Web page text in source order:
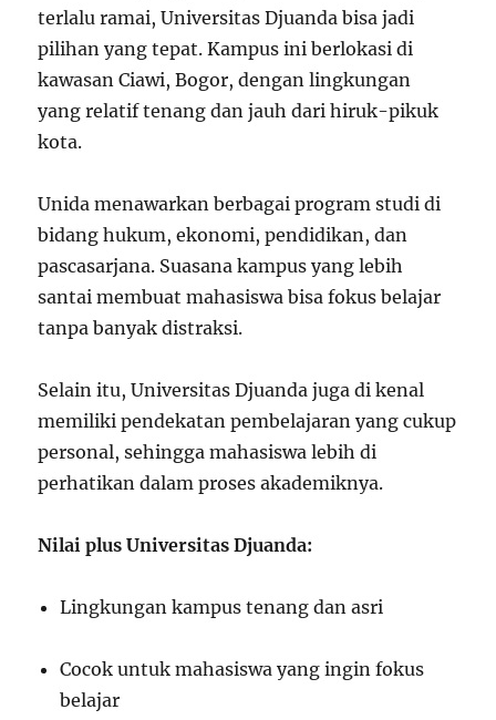
terlalu ramai, Universitas Djuanda bisa jadi
pilihan yang tepat. Kampus ini berlokasi di
kawasan Ciawi, Bogor, dengan lingkungan
yang relatif tenang dan jauh dari hiruk-pikuk
kota.
Unida menawarkan berbagai program studi di
bidang hukum, ekonomi, pendidikan, dan
pascasarjana. Suasana kampus yang lebih
santai membuat mahasiswa bisa fokus belajar
tanpa banyak distraksi.
Selain itu, Universitas Djuanda juga di kenal
memiliki pendekatan pembelajaran yang cukup
personal, sehingga mahasiswa lebih di
perhatikan dalam proses akademiknya.
Nilai plus Universitas Djuanda:
Lingkungan kampus tenang dan asri
Cocok untuk mahasiswa yang ingin fokus
belajar